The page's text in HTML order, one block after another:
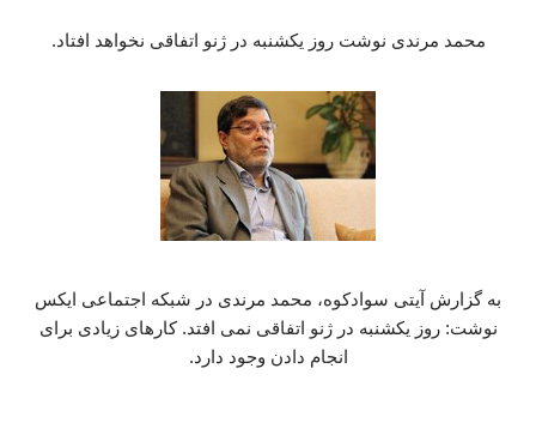
محمد مرندی نوشت روز یکشنبه در ژنو اتفاقی نخواهد افتاد.
به گزارش آیتی سوادکوه، محمد مرندی در شبکه اجتماعی ایکس
نوشت: روز یکشنبه در ژنو اتفاقی نمی افتد. کارهای زیادی برای
انجام دادن وجود دارد.